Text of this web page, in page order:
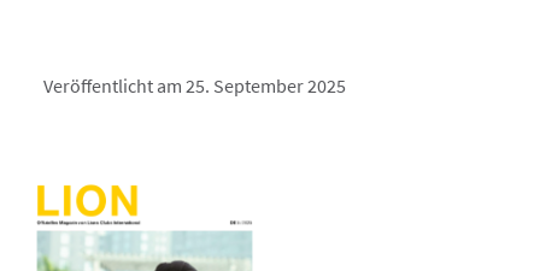
Veröffentlicht am 25. September 2025